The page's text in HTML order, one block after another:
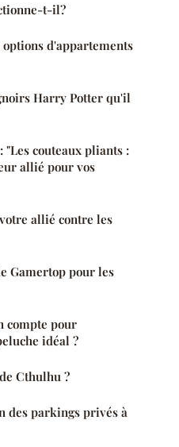
t-il?
d'appartements
Harry Potter qu'il
couteaux pliants :
allié pour vos
allié contre les
Gamertop pour les
compte pour
idéal ?
Cthulhu ?
des parkings privés à